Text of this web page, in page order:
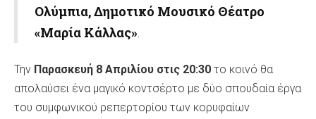
Ολύμπια, Δημοτικό Μουσικό Θέατρο
«Μαρία Κάλλας».
Την Παρασκευή 8 Απριλίου στις 20:30 το κοινό θα
απολαύσει ένα μαγικό κοντσέρτο με δύο σπουδαία έργα
του συμφωνικού ρεπερτορίου των κορυφαίων